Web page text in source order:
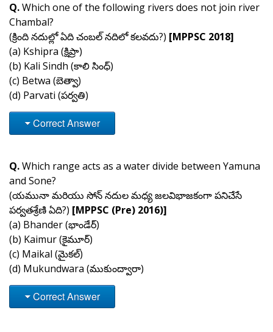
Q.Which one of the following rivers does not join river
Chambal?
(క్రింది నదుల్లో ఏది చంబల్ నదిలో కలవదు?) [MPPSC 2018]
(a) Kshipra (క్షిప్రా)
(b) Kali Sindh (కాలి సింధ్)
(c) Betwa (బెత్వా)
(d) Parvati (పర్వతి)
Correct Answer
Q.Which range acts as a water divide between Yamuna
and Sone?
(యమునా మరియు సోన్ నదుల మధ్య జలవిభాజకంగా పనిచేసే
పర్వతశ్రేణి ఏది?) [MPPSC (Pre) 2016)]
(a) Bhander (భాండేర్)
(b) Kaimur (కైమూర్)
(c) Maikal (మైకల్)
(d) Mukundwara (ముకుంద్వారా)
Correct Answer